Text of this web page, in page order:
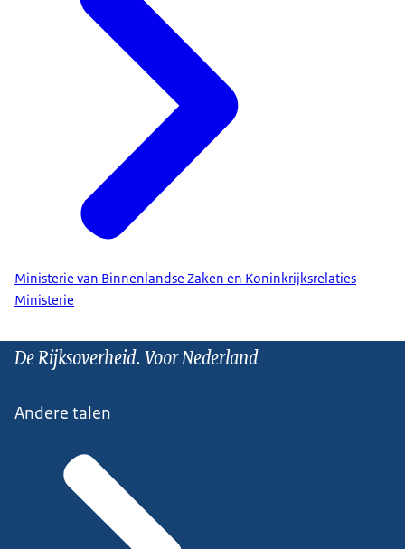
Ministerie van Binnenlandse Zaken en Koninkrijksrelaties
Ministerie
De Rijksoverheid. Voor Nederland
Andere talen